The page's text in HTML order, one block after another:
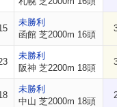
未勝利
函館 芝2000m 16頭
未勝利
阪神 芝2200m 18頭
未勝利
中山 芝2000m 18頭